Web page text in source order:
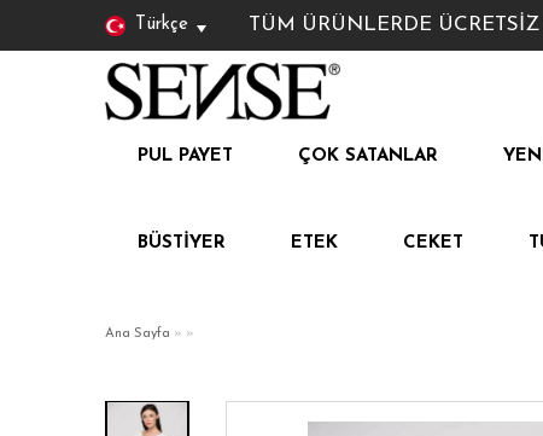
Türkçe TÜM ÜRÜNLERDE
PUL PAYET ÇOK SATANLAR
BÜSTIYER ETEK CEKET
Ana Sayfa » »